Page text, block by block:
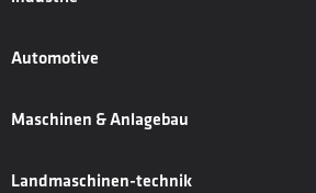
Automotive
Maschinen & Anlagebau
Landmaschinen-technik